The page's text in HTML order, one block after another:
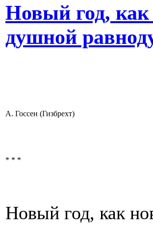
Новый год, как
душной
А. Госсен (Гизбрехт)
* * *
Новый год, как